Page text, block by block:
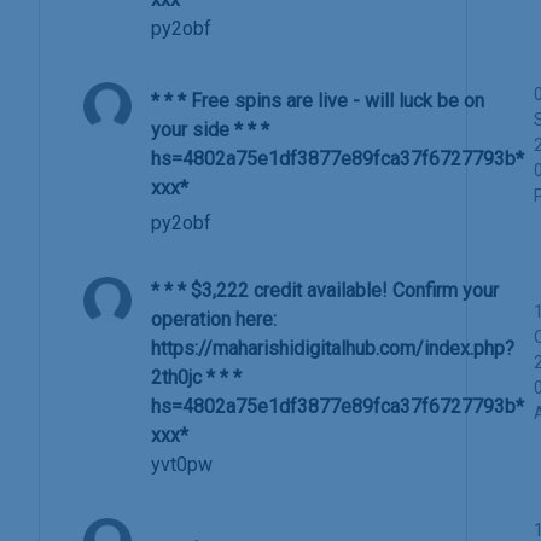
py2obf
* * * Free spins are live - will luck be on
your side * * *
hs=4802a75e1df3877e89fca37f6727793b*
ххх*
py2obf
* * * $3,222 credit available! Confirm your
operation here:
https://maharishidigitalhub.com/index.php?
2th0jc * * *
hs=4802a75e1df3877e89fca37f6727793b*
ххх*
yvt0pw